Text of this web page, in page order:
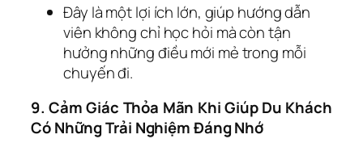
Đây là một lợi ích lớn, giúp hướng dẫn
viên không chỉ học hỏi mà còn tận
hưởng những điều mới mẻ trong mỗi
chuyến đi.
9. Cảm Giác Thỏa Mãn Khi Giúp Du Khách
Có Những Trải Nghiệm Đáng Nhớ